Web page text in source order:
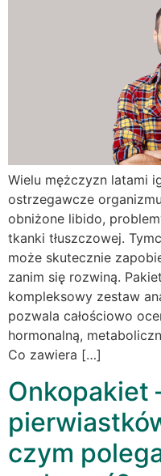
Wielu mężczyzn latami
ostrzegawcze
obniżone libido,
tkanki tłuszczowej.
może skutecznie
zanim się rozwiną.
kompleksowy zestaw
pozwala całościowo
hormonalną,
Co zawiera […]
Onkopakiet
czym